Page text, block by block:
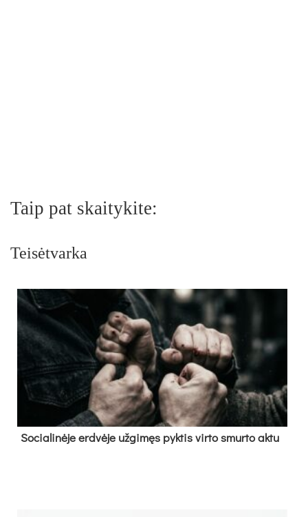
Taip pat skaitykite:
Teisėtvarka
So­cia­li­nė­je erd­vė­je už­gi­męs pyk­tis vir­to smur­to ak­tu